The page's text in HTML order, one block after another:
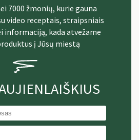
7000 žmonių, kurie gauna
video receptais, straipsniais
informaciją, kada atvežame
į Jūsų miestą